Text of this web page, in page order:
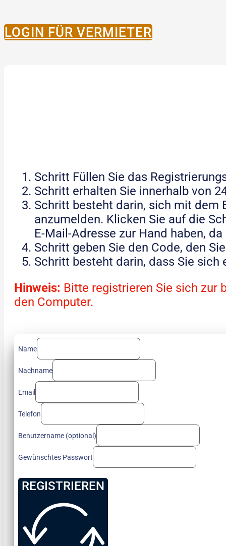
LOGIN FÜR VERMIETER
Schritt Füllen Sie das
Schritt erhalten Sie innerhalb von
Schritt besteht darin, sich mit dem
anzumelden. Klicken Sie auf die
E-Mail-Adresse zur Hand haben,
Schritt geben Sie den Code, den
Schritt besteht darin, dass Sie
Hinweis: Bitte registrieren Sie sich zur
den Computer.
Name
Nachname
Email
Telefon
Benutzername (optional)
Gewünschtes Passwort
REGISTRIEREN